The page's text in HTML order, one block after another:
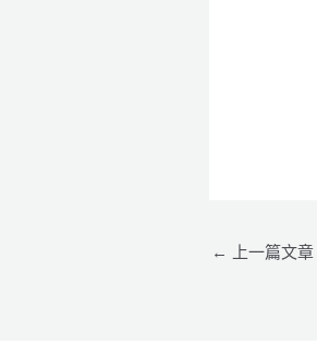
← 上一篇文章